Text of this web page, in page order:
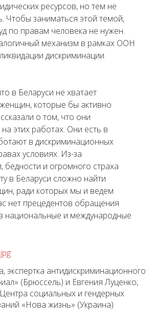
ресурсов, но тем не
Чтобы заниматься этой темой,
по правам человека не нужен.
механизм в рамках ООН
дискриминации
в Беларуси не хватает
которые бы активно
о том, что они
этих работах. Они есть в
в дискриминационных
условиях. Из-за
бедности и огромного страха
в Беларуси сложно найти
ради которых мы и ведем
нет прецедентов обращения
национальные и международные
экспертка антидискриминационного
(Брюссель) и Евгения Луценко,
социальных и гендерных
«Нова жизнь» (Украина)